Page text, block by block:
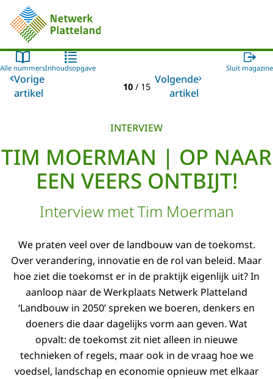
Naar de homepage van Netwerk Platteland
Alle nummersInhoudsopgave Sluit magazine
Vorige
artikel
10 / 15
Volgende
artikel
INTERVIEW
TIM MOERMAN | OP NAAR
EEN VEERS ONTBIJT!
Interview met Tim Moerman
We praten veel over de landbouw van de toekomst.
Over verandering, innovatie en de rol van beleid. Maar
hoe ziet die toekomst er in de praktijk eigenlijk uit? In
aanloop naar de Werkplaats Netwerk Platteland
‘Landbouw in 2050’ spreken we boeren, denkers en
doeners die daar dagelijks vorm aan geven. Wat
opvalt: de toekomst zit niet alleen in nieuwe
technieken of regels, maar ook in de vraag hoe we
voedsel, landschap en economie opnieuw met elkaar